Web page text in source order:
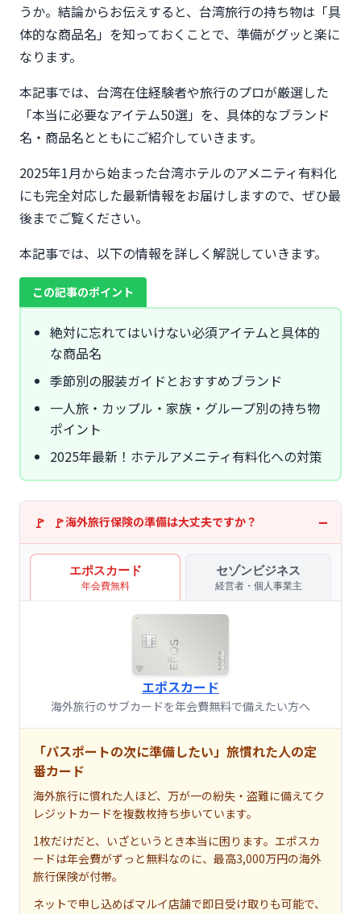
うか。結論からお伝えすると、台湾旅行の持ち物は「具
体的な商品名」を知っておくことで、準備がグッと楽に
なります。
本記事では、台湾在住経験者や旅行のプロが厳選した
「本当に必要なアイテム50選」を、具体的なブランド
名・商品名とともにご紹介していきます。
2025年1月から始まった台湾ホテルのアメニティ有料化
にも完全対応した最新情報をお届けしますので、ぜひ最
後までご覧ください。
本記事では、以下の情報を詳しく解説していきます。
この記事のポイント
絶対に忘れてはいけない必須アイテムと具体的
な商品名
季節別の服装ガイドとおすすめブランド
一人旅・カップル・家族・グループ別の持ち物
ポイント
2025年最新！ホテルアメニティ有料化への対策
海外旅行保険の準備は大丈夫ですか？
エポスカード
年会費無料
セゾンビジネス
経営者・個人事業主
エポスカード
海外旅行のサブカードを年会費無料で備えたい方へ
「パスポートの次に準備したい」旅慣れた人の定
番カード
海外旅行に慣れた人ほど、万が一の紛失・盗難に備えてク
レジットカードを複数枚持ち歩いています。
1枚だけだと、いざというとき本当に困ります。エポスカ
ードは年会費がずっと無料なのに、最高3,000万円の海外
旅行保険が付帯。
ネットで申し込めばマルイ店舗で即日受け取りも可能で、